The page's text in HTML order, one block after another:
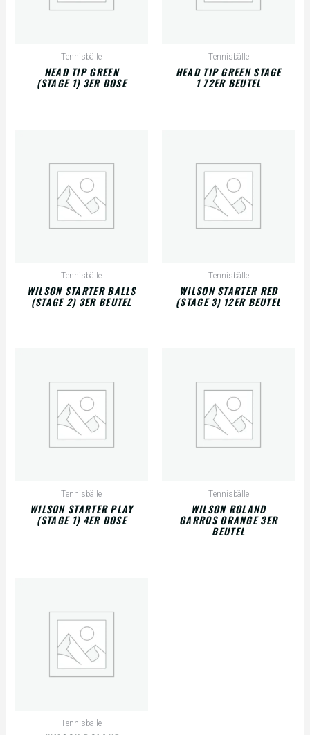
Tennisbälle
HEAD TIP GREEN
(STAGE 1) 3ER DOSE
Tennisbälle
HEAD TIP GREEN STAGE
1 72ER BEUTEL
Tennisbälle
WILSON STARTER BALLS
(STAGE 2) 3ER BEUTEL
Tennisbälle
WILSON STARTER RED
(STAGE 3) 12ER BEUTEL
Tennisbälle
WILSON STARTER PLAY
(STAGE 1) 4ER DOSE
Tennisbälle
WILSON ROLAND
GARROS ORANGE 3ER
BEUTEL
Tennisbälle